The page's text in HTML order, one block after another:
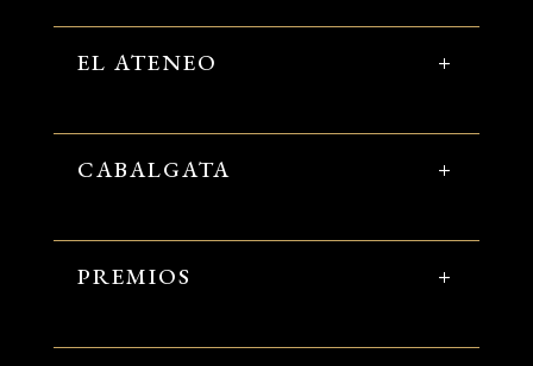
EL ATENEO
CABALGATA
PREMIOS